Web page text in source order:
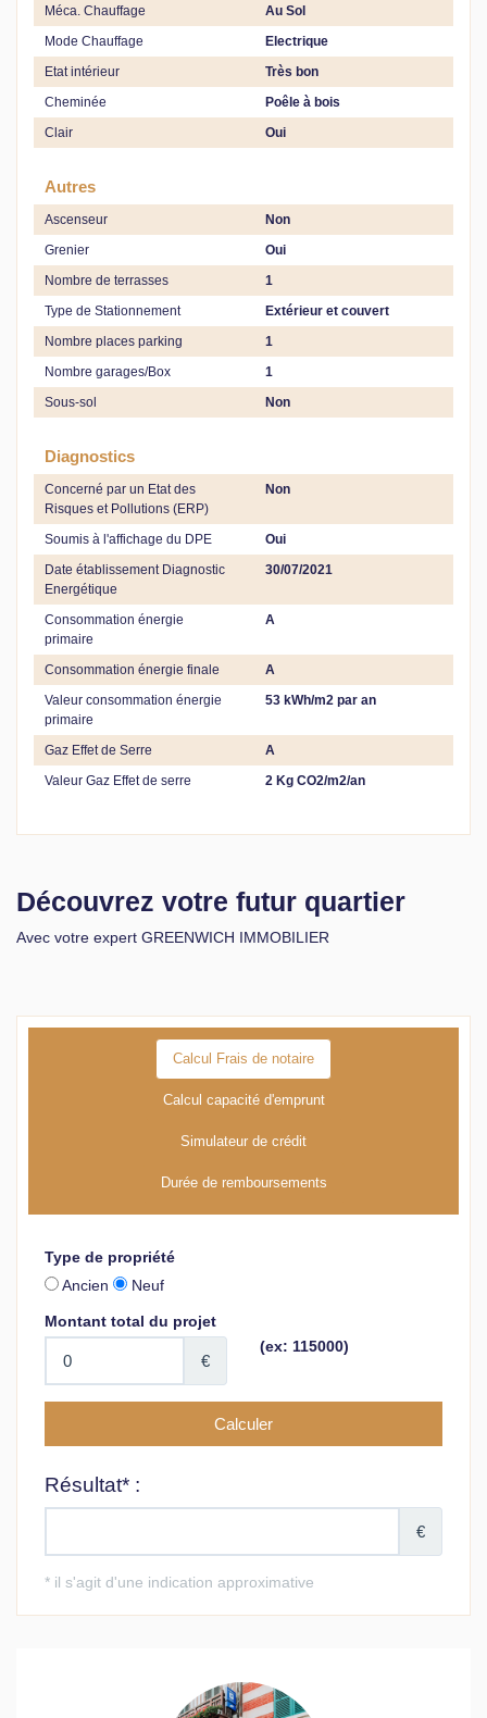
Méca. Chauffage
Au Sol
Mode Chauffage
Electrique
Etat intérieur
Très bon
Cheminée
Poêle à bois
Clair
Oui
Autres
Ascenseur
Non
Grenier
Oui
Nombre de terrasses
1
Type de Stationnement
Extérieur et couvert
Nombre places parking
1
Nombre garages/Box
1
Sous-sol
Non
Diagnostics
Concerné par un Etat des
Risques et Pollutions (ERP)
Non
Soumis à l'affichage du DPE
Oui
Date établissement Diagnostic
Energétique
30/07/2021
Consommation énergie
primaire
A
Consommation énergie finale
A
Valeur consommation énergie
primaire
53 kWh/m2 par an
Gaz Effet de Serre
A
Valeur Gaz Effet de serre
2 Kg CO2/m2/an
Découvrez votre futur quartier
Avec votre expert GREENWICH IMMOBILIER
Calcul Frais de notaire
Calcul capacité d'emprunt
Simulateur de crédit
Durée de remboursements